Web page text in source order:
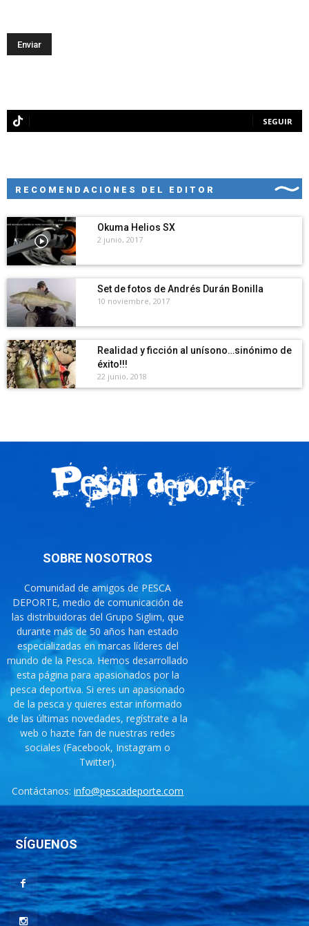
SEGUIR
RECOMENDACIONES DEL EDITOR
Okuma Helios SX
2 junio, 2017
Set de fotos de Andrés Durán Bonilla
10 noviembre, 2017
Realidad y ficción al unísono…sinónimo de
éxito!!!
22 junio, 2018
SOBRE NOSOTROS
Comunidad de amigos de PESCA
DEPORTE, medio de comunicación de
las distribuidoras del Grupo Siglim, que
durante más de 50 años han estado
especializadas en marcas líderes del
mundo de la Pesca. Hemos desarrollado
esta página para apasionados por la
pesca deportiva. Si eres un apasionado
de la pesca y quieres estar informado
de las últimas novedades, regístrate a la
web o hazte fan de nuestras redes
sociales (Facebook, Instagram o
Twitter).
Contáctanos:info@pescadeporte.com
SÍGUENOS